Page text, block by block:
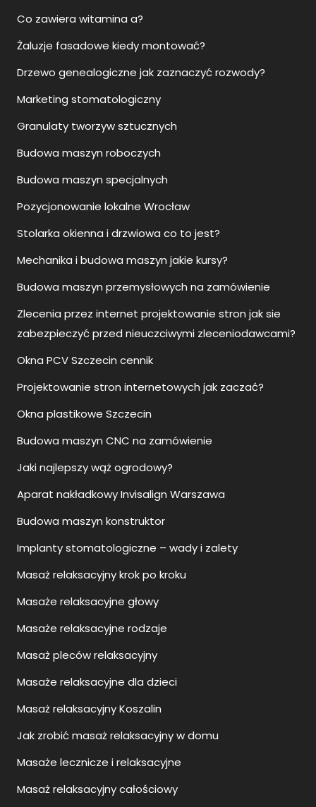
Co zawiera witamina a?
Żaluzje fasadowe kiedy montować?
Drzewo genealogiczne jak zaznaczyć rozwody?
Marketing stomatologiczny
Granulaty tworzyw sztucznych
Budowa maszyn roboczych
Budowa maszyn specjalnych
Pozycjonowanie lokalne Wrocław
Stolarka okienna i drzwiowa co to jest?
Mechanika i budowa maszyn jakie kursy?
Budowa maszyn przemysłowych na zamówienie
Zlecenia przez internet projektowanie stron jak sie
zabezpieczyć przed nieuczciwymi zleceniodawcami?
Okna PCV Szczecin cennik
Projektowanie stron internetowych jak zaczać?
Okna plastikowe Szczecin
Budowa maszyn CNC na zamówienie
Jaki najlepszy wąż ogrodowy?
Aparat nakładkowy Invisalign Warszawa
Budowa maszyn konstruktor
Implanty stomatologiczne – wady i zalety
Masaż relaksacyjny krok po kroku
Masaże relaksacyjne głowy
Masaże relaksacyjne rodzaje
Masaż pleców relaksacyjny
Masaże relaksacyjne dla dzieci
Masaż relaksacyjny Koszalin
Jak zrobić masaż relaksacyjny w domu
Masaże lecznicze i relaksacyjne
Masaż relaksacyjny całościowy